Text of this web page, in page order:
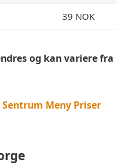
39 NOK
og kan variere fra
Meny Priser